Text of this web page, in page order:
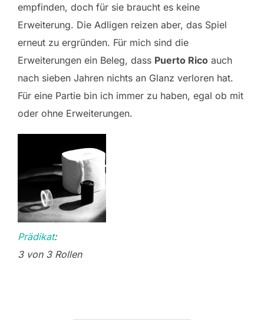
empfinden, doch für sie braucht es keine
Erweiterung. Die Adligen reizen aber, das Spiel
erneut zu ergründen. Für mich sind die
Erweiterungen ein Beleg, dass Puerto Rico auch
nach sieben Jahren nichts an Glanz verloren hat.
Für eine Partie bin ich immer zu haben, egal ob mit
oder ohne Erweiterungen.
Prädikat:
3 von 3 Rollen